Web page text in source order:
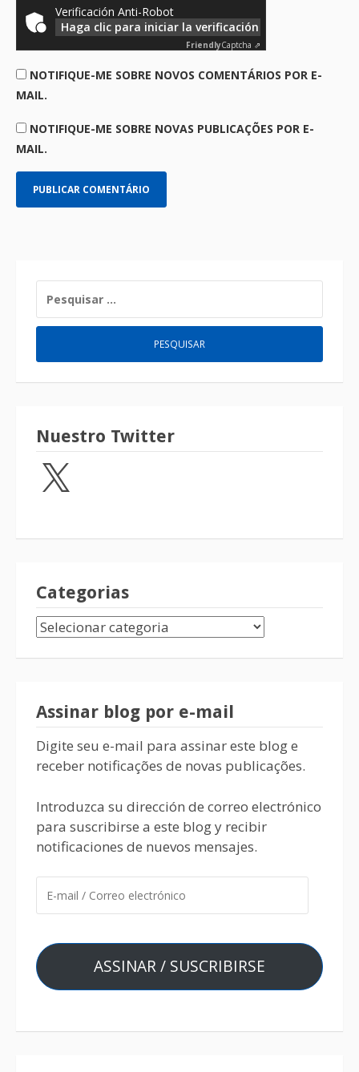
Verificación Anti-Robot
Haga clic para iniciar la verificación
FriendlyCaptcha ⇗
NOTIFIQUE-ME SOBRE NOVOS COMENTÁRIOS POR E-
MAIL.
NOTIFIQUE-ME SOBRE NOVAS PUBLICAÇÕES POR E-
MAIL.
Nuestro Twitter
Categorias
Assinar blog por e-mail
Digite seu e-mail para assinar este blog e
receber notificações de novas publicações.
Introduzca su dirección de correo electrónico
para suscribirse a este blog y recibir
notificaciones de nuevos mensajes.
ASSINAR / SUSCRIBIRSE